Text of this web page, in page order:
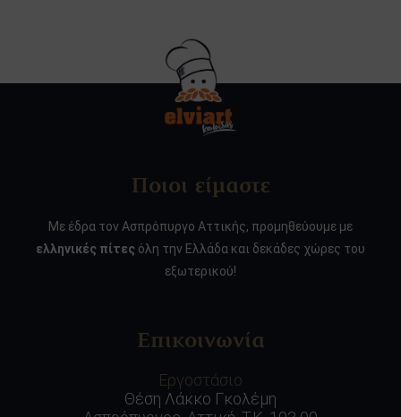
Ποιοι είμαστε
Με έδρα τον Ασπρόπυργο Αττικής, προμηθεύουμε με
ελληνικές πίτες όλη την Ελλάδα και δεκάδες χώρες του
εξωτερικού!
Επικοινωνία
Εργοστάσιο
Θέση Λάκκο Γκολέμη